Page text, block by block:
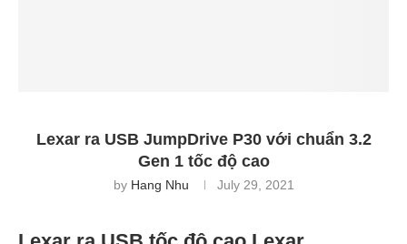
Lexar ra USB JumpDrive P30 với chuẩn 3.2
Gen 1 tốc độ cao
by Hang Nhu July 29, 2021